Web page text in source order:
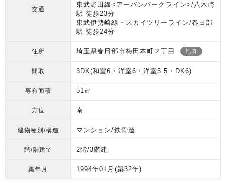
交通
東武野田線<アーバンパークライン>/八木崎
駅 徒歩23分
東武伊勢崎線・スカイツリーライン/春日部
駅 徒歩24分
住所 埼玉県春日部市梅田本町２丁目 地図
間取 3DK(和室6・洋室6・洋室5.5・DK6)
専有面積 51㎡
方位 南
建物種別/構造 マンション/鉄骨造
階/階建て 2階/3階建
築年月 1994年01月 (築32年)